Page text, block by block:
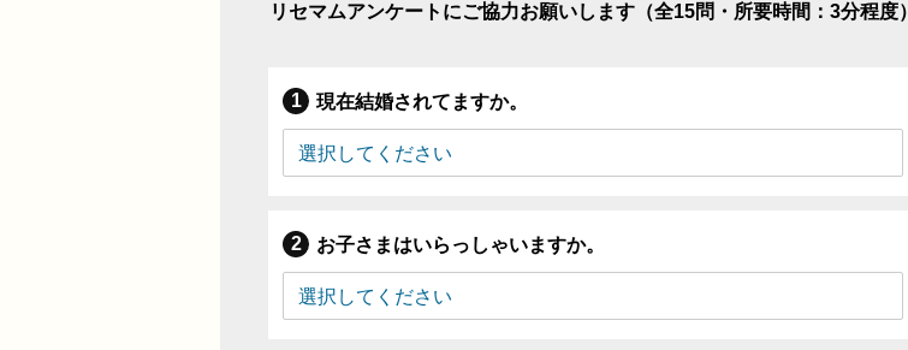
リセマムアンケートにご協力お願いします（全15問・所要時間：3分程度）
現在結婚されてますか。
お子さまはいらっしゃいますか。